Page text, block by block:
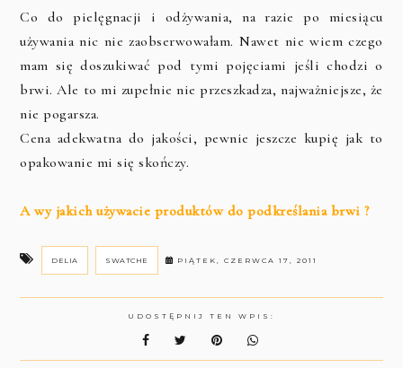
Co do pielęgnacji i odżywania, na razie po miesiącu
używania nic nie zaobserwowałam. Nawet nie wiem czego
mam się doszukiwać pod tymi pojęciami jeśli chodzi o
brwi. Ale to mi zupełnie nie przeszkadza, najważniejsze, że
nie pogarsza.
Cena adekwatna do jakości, pewnie jeszcze kupię jak to
opakowanie mi się skończy.
A wy jakich używacie produktów do podkreślania brwi ?
DELIA SWATCHE PIĄTEK, CZERWCA 17, 2011
UDOSTĘPNIJ TEN WPIS: